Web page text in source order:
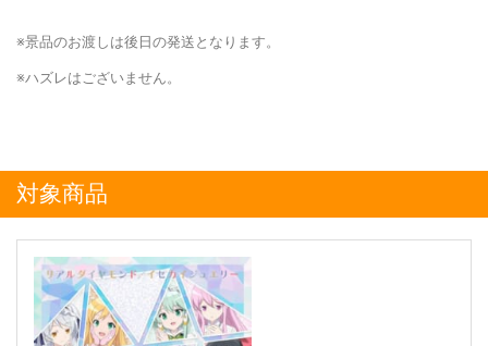
※景品のお渡しは後日の発送となります。
※ハズレはございません。
対象商品